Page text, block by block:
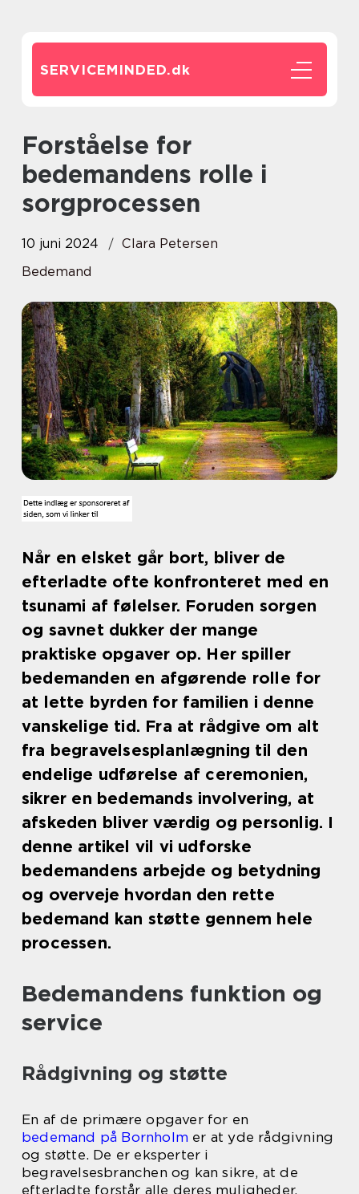
SERVICEMINDED.dk
Forståelse for
bedemandens rolle i
sorgprocessen
10 juni 2024
Clara Petersen
Bedemand
Når en elsket går bort, bliver de
efterladte ofte konfronteret med en
tsunami af følelser. Foruden sorgen
og savnet dukker der mange
praktiske opgaver op. Her spiller
bedemanden en afgørende rolle for
at lette byrden for familien i denne
vanskelige tid. Fra at rådgive om alt
fra begravelsesplanlægning til den
endelige udførelse af ceremonien,
sikrer en bedemands involvering, at
afskeden bliver værdig og personlig. I
denne artikel vil vi udforske
bedemandens arbejde og betydning
og overveje hvordan den rette
bedemand kan støtte gennem hele
processen.
Bedemandens funktion og
service
Rådgivning og støtte
En af de primære opgaver for en
bedemand på Bornholm er at yde rådgivning
og støtte. De er eksperter i
begravelsesbranchen og kan sikre, at de
efterladte forstår alle deres muligheder.